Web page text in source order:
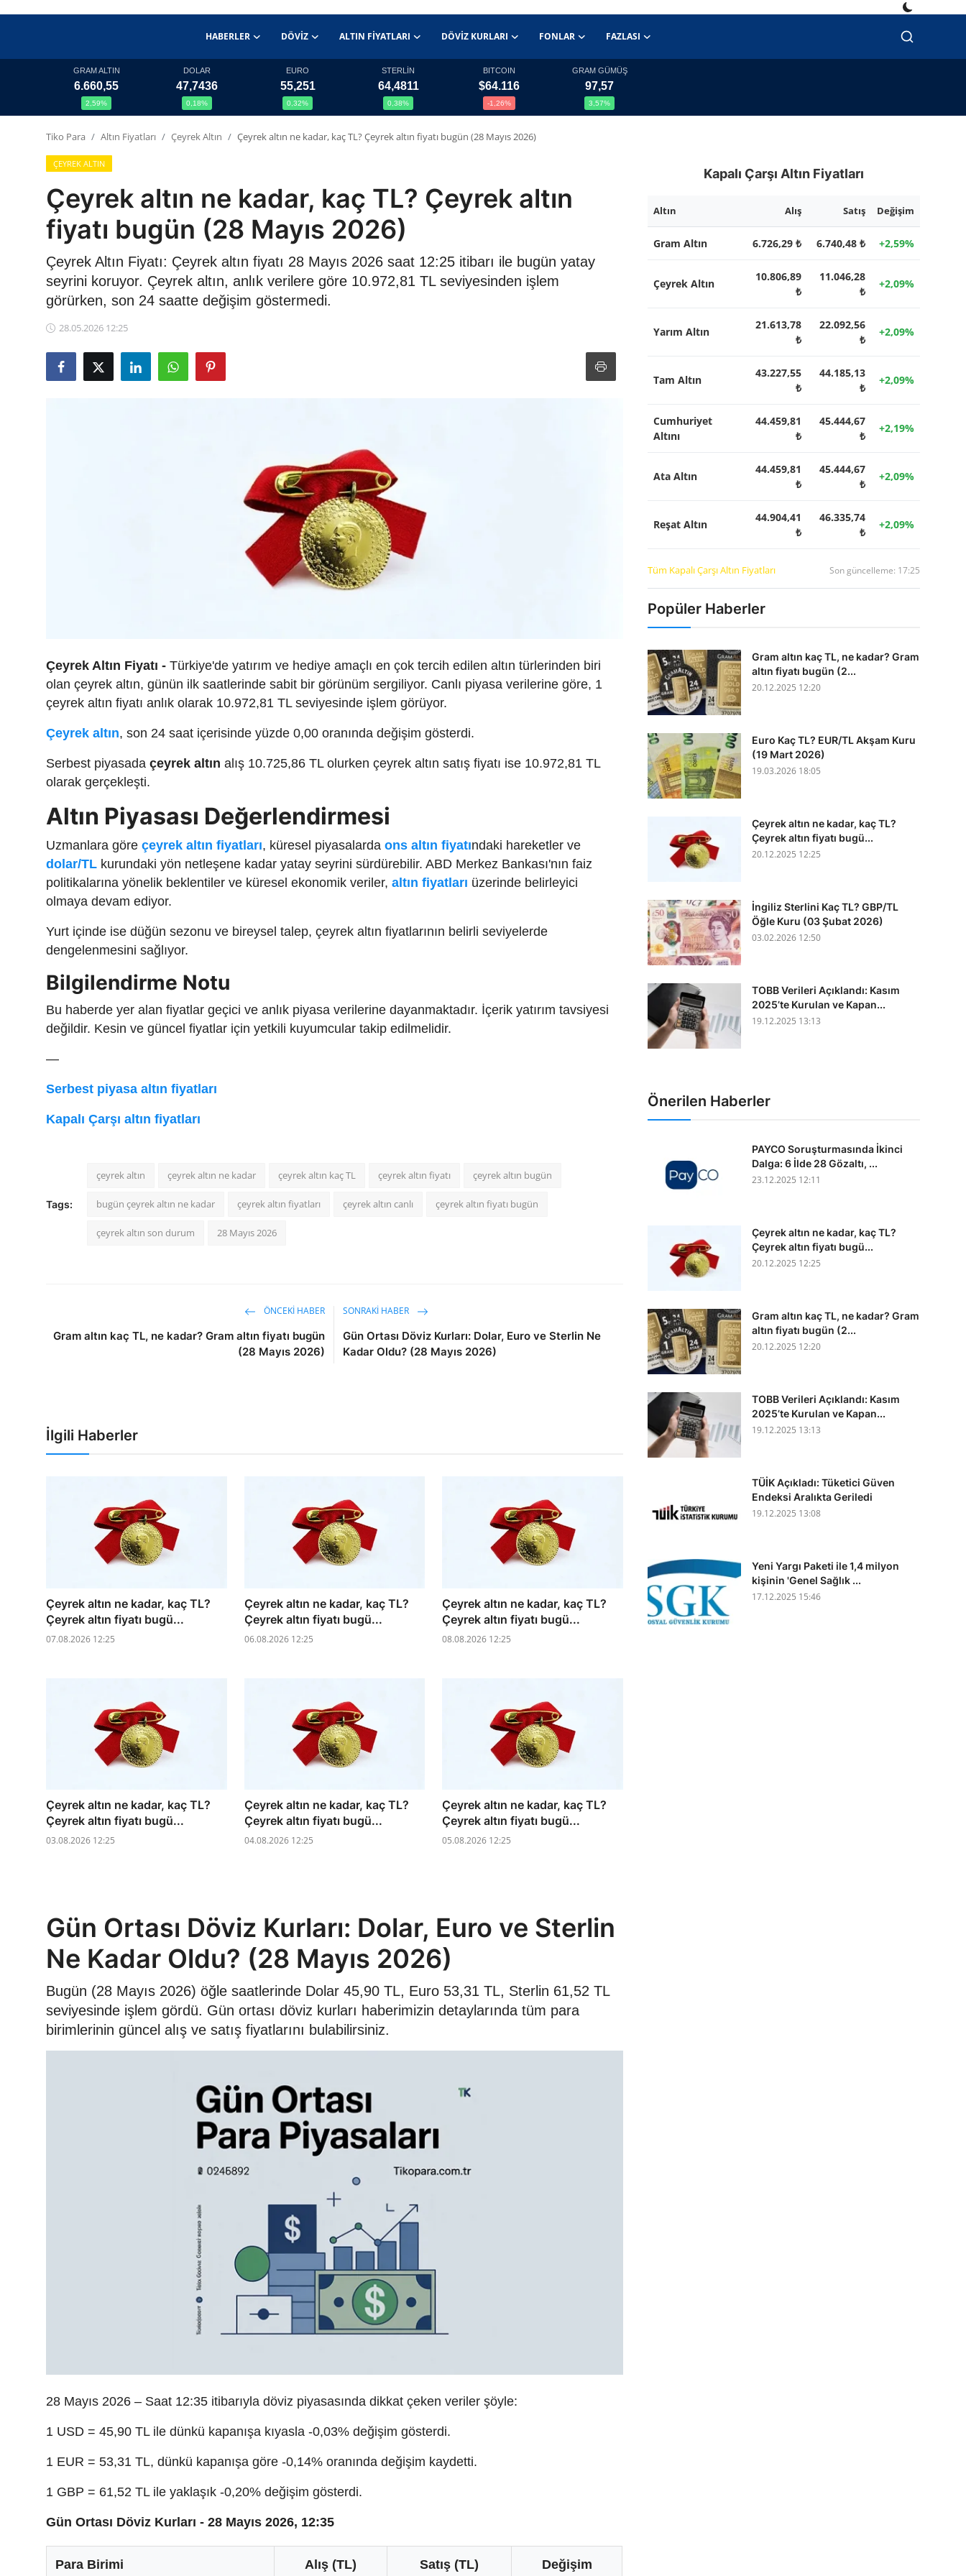
HABERLER DÖVIZ ALTIN FIYATLARI DÖVIZ KURLARI FONLAR FAZLASI
Altın Fiyatları
Döviz Kurları
Kripto Paralar
Çeviriciler
Emtia Fiyatları
GRAM ALTIN
6.660,55
2,59%
DOLAR
47,7436
0,18%
EURO
55,251
0,32%
STERLİN
64,4811
0,38%
BITCOIN
$64.116
-1,26%
GRAM GÜMÜŞ
97,57
3,57%
Tiko Para Altın Fiyatları Çeyrek Altın Çeyrek altın ne kadar, kaç TL? Çeyrek altın fiyatı bugün (28 Mayıs 2026)
ÇEYREK ALTIN
Çeyrek altın ne kadar, kaç TL? Çeyrek altın
fiyatı bugün (28 Mayıs 2026)
Çeyrek Altın Fiyatı: Çeyrek altın fiyatı 28 Mayıs 2026 saat 12:25 itibarı ile bugün yatay
seyrini koruyor. Çeyrek altın, anlık verilere göre 10.972,81 TL seviyesinden işlem
görürken, son 24 saatte değişim göstermedi.
28.05.2026 12:25
Çeyrek Altın Fiyatı - Türkiye'de yatırım ve hediye amaçlı en çok tercih edilen altın türlerinden biri
olan çeyrek altın, günün ilk saatlerinde sabit bir görünüm sergiliyor. Canlı piyasa verilerine göre, 1
çeyrek altın fiyatı anlık olarak 10.972,81 TL seviyesinde işlem görüyor.
Çeyrek altın, son 24 saat içerisinde yüzde 0,00 oranında değişim gösterdi.
Serbest piyasada çeyrek altın alış 10.725,86 TL olurken çeyrek altın satış fiyatı ise 10.972,81 TL
olarak gerçekleşti.
Altın Piyasası Değerlendirmesi
Uzmanlara göre çeyrek altın fiyatları, küresel piyasalarda ons altın fiyatındaki hareketler ve
dolar/TL kurundaki yön netleşene kadar yatay seyrini sürdürebilir. ABD Merkez Bankası'nın faiz
politikalarına yönelik beklentiler ve küresel ekonomik veriler, altın fiyatları üzerinde belirleyici
olmaya devam ediyor.
Yurt içinde ise düğün sezonu ve bireysel talep, çeyrek altın fiyatlarının belirli seviyelerde
dengelenmesini sağlıyor.
Bilgilendirme Notu
Bu haberde yer alan fiyatlar geçici ve anlık piyasa verilerine dayanmaktadır. İçerik yatırım tavsiyesi
değildir. Kesin ve güncel fiyatlar için yetkili kuyumcular takip edilmelidir.
—
Serbest piyasa altın fiyatları
Kapalı Çarşı altın fiyatları
Tags:
çeyrek altın çeyrek altın ne kadar çeyrek altın kaç TL çeyrek altın fiyatı çeyrek altın bugün
bugün çeyrek altın ne kadar çeyrek altın fiyatları çeyrek altın canlı çeyrek altın fiyatı bugün
çeyrek altın son durum 28 Mayıs 2026
ÖNCEKI HABER
Gram altın kaç TL, ne kadar? Gram altın fiyatı bugün
(28 Mayıs 2026)
SONRAKI HABER
Gün Ortası Döviz Kurları: Dolar, Euro ve Sterlin Ne
Kadar Oldu? (28 Mayıs 2026)
İlgili Haberler
Çeyrek altın ne kadar, kaç TL?
Çeyrek altın fiyatı bugü...
07.08.2026 12:25
Çeyrek altın ne kadar, kaç TL?
Çeyrek altın fiyatı bugü...
06.08.2026 12:25
Çeyrek altın ne kadar, kaç TL?
Çeyrek altın fiyatı bugü...
08.08.2026 12:25
Çeyrek altın ne kadar, kaç TL?
Çeyrek altın fiyatı bugü...
03.08.2026 12:25
Çeyrek altın ne kadar, kaç TL?
Çeyrek altın fiyatı bugü...
04.08.2026 12:25
Çeyrek altın ne kadar, kaç TL?
Çeyrek altın fiyatı bugü...
05.08.2026 12:25
Gün Ortası Döviz Kurları: Dolar, Euro ve Sterlin
Ne Kadar Oldu? (28 Mayıs 2026)
Bugün (28 Mayıs 2026) öğle saatlerinde Dolar 45,90 TL, Euro 53,31 TL, Sterlin 61,52 TL
seviyesinde işlem gördü. Gün ortası döviz kurları haberimizin detaylarında tüm para
birimlerinin güncel alış ve satış fiyatlarını bulabilirsiniz.
28 Mayıs 2026 – Saat 12:35 itibarıyla döviz piyasasında dikkat çeken veriler şöyle:
1 USD = 45,90 TL ile dünkü kapanışa kıyasla -0,03% değişim gösterdi.
1 EUR = 53,31 TL, dünkü kapanışa göre -0,14% oranında değişim kaydetti.
1 GBP = 61,52 TL ile yaklaşık -0,20% değişim gösterdi.
Gün Ortası Döviz Kurları - 28 Mayıs 2026, 12:35
Para Birimi Alış (TL) Satış (TL) Değişim
Kapalı Çarşı Altın Fiyatları
Altın Alış Satış Değişim
Gram Altın 6.726,29 ₺ 6.740,48 ₺ +2,59%
Çeyrek Altın
10.806,89
₺
11.046,28
₺
+2,09%
Yarım Altın
21.613,78
₺
22.092,56
₺
+2,09%
Tam Altın
43.227,55
₺
44.185,13
₺
+2,09%
Cumhuriyet
Altını
44.459,81
₺
45.444,67
₺
+2,19%
Ata Altın
44.459,81
₺
45.444,67
₺
+2,09%
Reşat Altın
44.904,41
₺
46.335,74
₺
+2,09%
Tüm Kapalı Çarşı Altın Fiyatları Son güncelleme: 17:25
Popüler Haberler
Gram altın kaç TL, ne kadar? Gram
altın fiyatı bugün (2...
20.12.2025 12:20
Euro Kaç TL? EUR/TL Akşam Kuru
(19 Mart 2026)
19.03.2026 18:05
Çeyrek altın ne kadar, kaç TL?
Çeyrek altın fiyatı bugü...
20.12.2025 12:25
İngiliz Sterlini Kaç TL? GBP/TL
Öğle Kuru (03 Şubat 2026)
03.02.2026 12:50
TOBB Verileri Açıklandı: Kasım
2025’te Kurulan ve Kapan...
19.12.2025 13:13
Önerilen Haberler
PAYCO Soruşturmasında İkinci
Dalga: 6 İlde 28 Gözaltı, ...
23.12.2025 12:11
Çeyrek altın ne kadar, kaç TL?
Çeyrek altın fiyatı bugü...
20.12.2025 12:25
Gram altın kaç TL, ne kadar? Gram
altın fiyatı bugün (2...
20.12.2025 12:20
TOBB Verileri Açıklandı: Kasım
2025’te Kurulan ve Kapan...
19.12.2025 13:13
TÜİK Açıkladı: Tüketici Güven
Endeksi Aralıkta Geriledi
19.12.2025 13:08
Yeni Yargı Paketi ile 1,4 milyon
kişinin 'Genel Sağlık ...
17.12.2025 15:46